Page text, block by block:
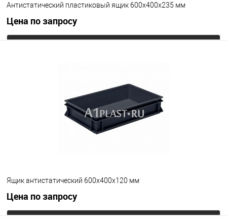
Антистатический пластиковый ящик 600х400х235 мм
Цена по запросу
Ящик антистатический 600х400х120 мм
Цена по запросу